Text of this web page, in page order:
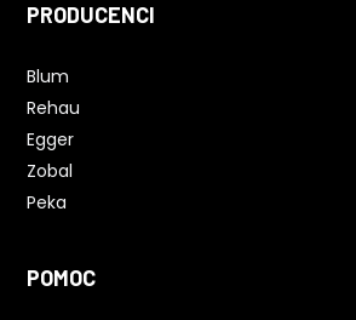
PRODUCENCI
Blum
Rehau
Egger
Zobal
Peka
POMOC